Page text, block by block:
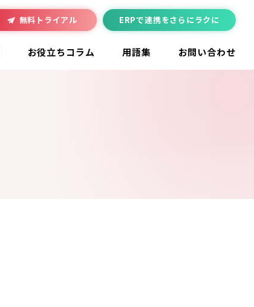
無料トライアル ERPで連携をさらにラクに
お役立ちコラム 用語集 お問い合わせ